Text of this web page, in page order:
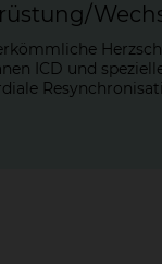
ICD und